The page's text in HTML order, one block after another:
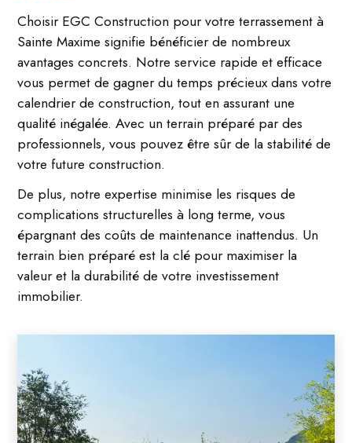
Choisir EGC Construction pour votre terrassement à
Sainte Maxime signifie bénéficier de nombreux
avantages concrets. Notre service rapide et efficace
vous permet de gagner du temps précieux dans votre
calendrier de construction, tout en assurant une
qualité inégalée. Avec un terrain préparé par des
professionnels, vous pouvez être sûr de la stabilité de
votre future construction.
De plus, notre expertise minimise les risques de
complications structurelles à long terme, vous
épargnant des coûts de maintenance inattendus. Un
terrain bien préparé est la clé pour maximiser la
valeur et la durabilité de votre investissement
immobilier.